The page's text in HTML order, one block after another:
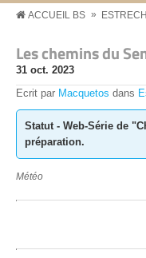
ACCUEIL BS »
Les chemins du
31 oct. 2023
Ecrit par Macquetos dans
Statut - Web-Série de
préparation.
Météo